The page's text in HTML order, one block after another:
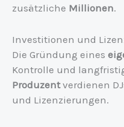
zusätzliche Millionen.
Investitionen und
Die Gründung eines
Kontrolle und
Produzentverdienen
und Lizenzierungen.